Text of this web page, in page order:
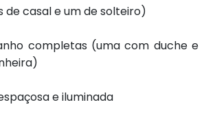
de casal e um de solteiro)
completas (uma com duche e
e iluminada